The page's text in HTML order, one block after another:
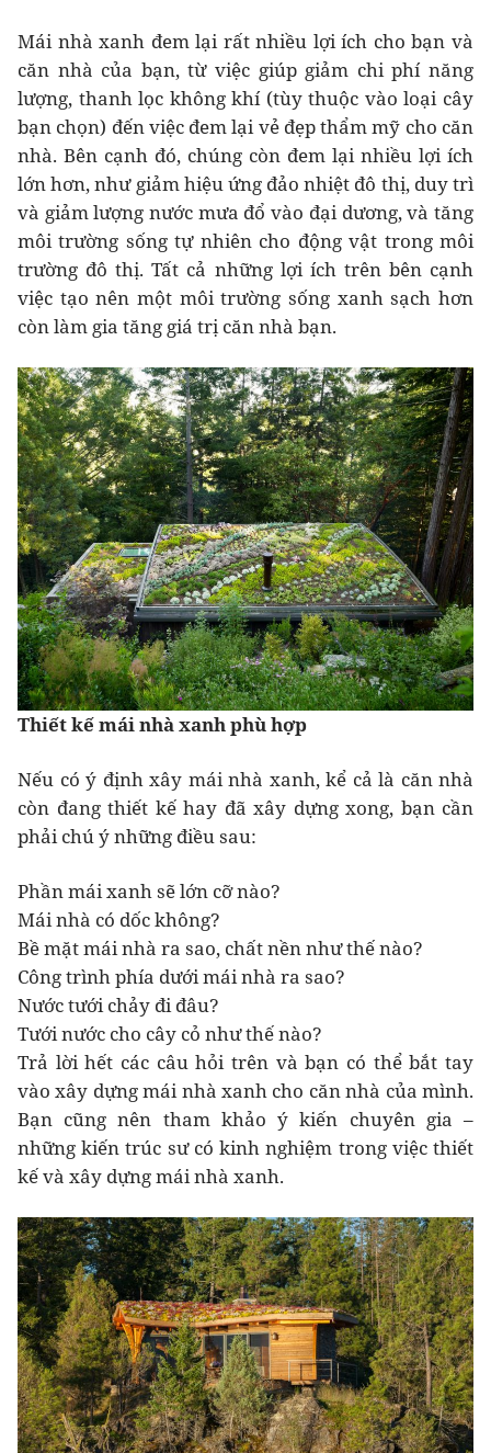
Mái nhà xanh đem lại rất nhiều lợi ích cho bạn và
căn nhà của bạn, từ việc giúp giảm chi phí năng
lượng, thanh lọc không khí (tùy thuộc vào loại cây
bạn chọn) đến việc đem lại vẻ đẹp thẩm mỹ cho căn
nhà. Bên cạnh đó, chúng còn đem lại nhiều lợi ích
lớn hơn, như giảm hiệu ứng đảo nhiệt đô thị, duy trì
và giảm lượng nước mưa đổ vào đại dương, và tăng
môi trường sống tự nhiên cho động vật trong môi
trường đô thị. Tất cả những lợi ích trên bên cạnh
việc tạo nên một môi trường sống xanh sạch hơn
còn làm gia tăng giá trị căn nhà bạn.
Thiết kế mái nhà xanh phù hợp
Nếu có ý định xây mái nhà xanh, kể cả là căn nhà
còn đang thiết kế hay đã xây dựng xong, bạn cần
phải chú ý những điều sau:
Phần mái xanh sẽ lớn cỡ nào?
Mái nhà có dốc không?
Bề mặt mái nhà ra sao, chất nền như thế nào?
Công trình phía dưới mái nhà ra sao?
Nước tưới chảy đi đâu?
Tưới nước cho cây cỏ như thế nào?
Trả lời hết các câu hỏi trên và bạn có thể bắt tay
vào xây dựng mái nhà xanh cho căn nhà của mình.
Bạn cũng nên tham khảo ý kiến chuyên gia –
những kiến trúc sư có kinh nghiệm trong việc thiết
kế và xây dựng mái nhà xanh.